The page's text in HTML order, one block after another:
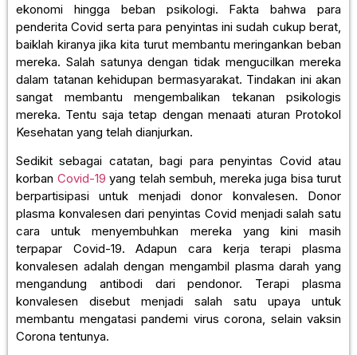
ekonomi hingga beban psikologi. Fakta bahwa para
penderita Covid serta para penyintas ini sudah cukup berat,
baiklah kiranya jika kita turut membantu meringankan beban
mereka. Salah satunya dengan tidak mengucilkan mereka
dalam tatanan kehidupan bermasyarakat. Tindakan ini akan
sangat membantu mengembalikan tekanan psikologis
mereka. Tentu saja tetap dengan menaati aturan Protokol
Kesehatan yang telah dianjurkan.
Sedikit sebagai catatan, bagi para penyintas Covid atau
korban Covid-19 yang telah sembuh, mereka juga bisa turut
berpartisipasi untuk menjadi donor konvalesen. Donor
plasma konvalesen dari penyintas Covid menjadi salah satu
cara untuk menyembuhkan mereka yang kini masih
terpapar Covid-19. Adapun cara kerja terapi plasma
konvalesen adalah dengan mengambil plasma darah yang
mengandung antibodi dari pendonor. Terapi plasma
konvalesen disebut menjadi salah satu upaya untuk
membantu mengatasi pandemi virus corona, selain vaksin
Corona tentunya.